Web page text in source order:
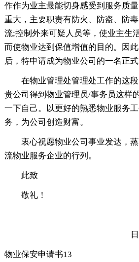
作作为业主最能切身感受到服务质
重大，主要职责有防火、防盗、防
流;控制外来可疑人员等，使业主生
而使物业达到保值增值的目的。因
后，特申请成为物业公司的一名正式
在物业管理处管理处工作的这
贵公司得到物业管理员/事务员这样
一下自己。以更好的熟悉物业服务
务，为公司创造财富。
衷心祝愿物业公司事业发达，
流物业服务企业的行列。
此致
敬礼！
日
物业保安申请书13